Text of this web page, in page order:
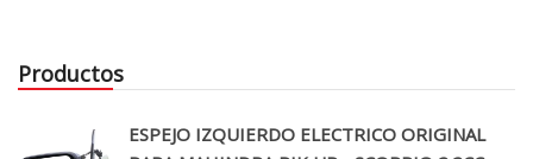
Productos
ESPEJO IZQUIERDO ELECTRICO ORIGINAL